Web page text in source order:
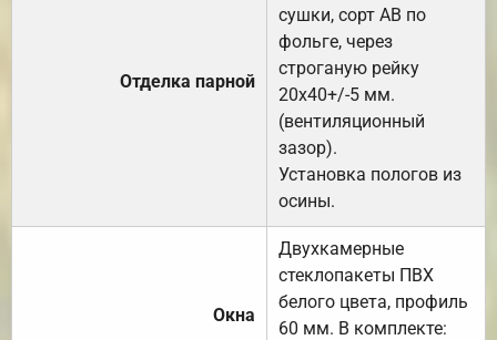
Отделка парной
сушки, сорт АВ по
фольге, через
строганую рейку
20х40+/-5 мм.
(вентиляционный
зазор).
Установка пологов из
осины.
Окна
Двухкамерные
стеклопакеты ПВХ
белого цвета, профиль
60 мм. В комплекте: